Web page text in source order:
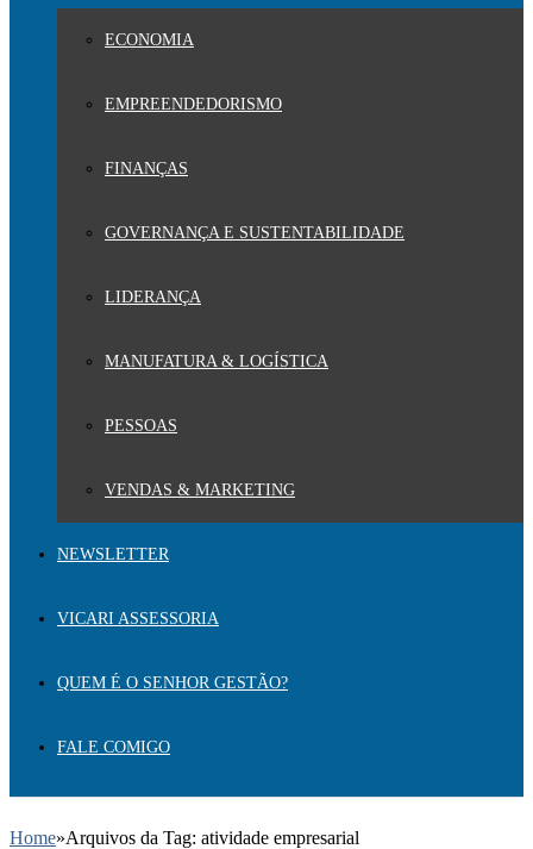
ECONOMIA
EMPREENDEDORISMO
FINANÇAS
GOVERNANÇA E SUSTENTABILIDADE
LIDERANÇA
MANUFATURA & LOGÍSTICA
PESSOAS
VENDAS & MARKETING
NEWSLETTER
VICARI ASSESSORIA
QUEM É O SENHOR GESTÃO?
FALE COMIGO
Home»Arquivos da Tag: atividade empresarial